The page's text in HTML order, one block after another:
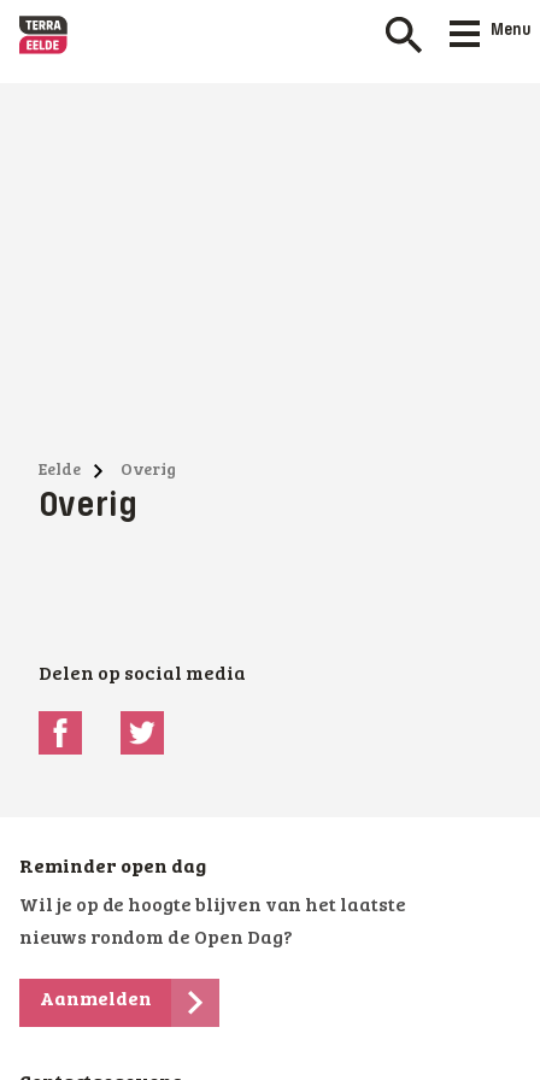
Menu
Eelde Overig
Overig
Delen op social media
Reminder open dag
Wil je op de hoogte blijven van het laatste
nieuws rondom de Open Dag?
Aanmelden